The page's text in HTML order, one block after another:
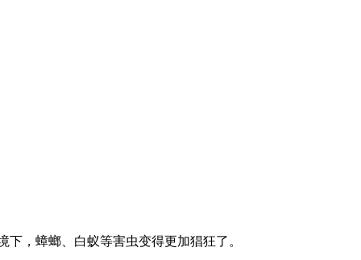
，蟑螂、白蚁等害虫变得更加猖狂了。